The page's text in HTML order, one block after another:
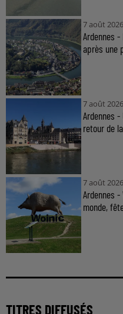
7 août 2026
Ardennes
après une
7 août 2026
Ardennes
retour de
7 août 2026
Ardennes
monde,
TITRES DIFFUSÉS